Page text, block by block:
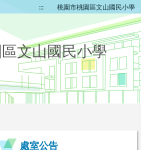
::: 桃園市桃園區文山國民小學
文山國民小學
處室公告